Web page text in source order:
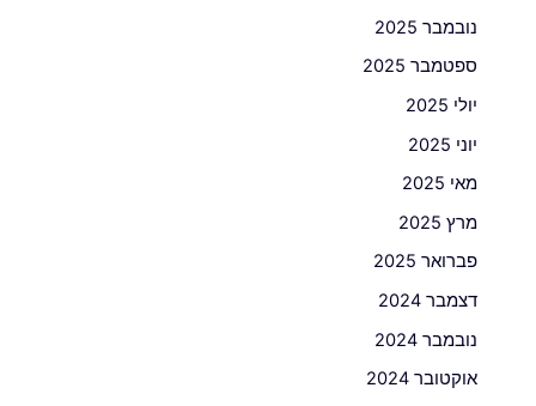
נובמבר 2025
ספטמבר 2025
יולי 2025
יוני 2025
מאי 2025
מרץ 2025
פברואר 2025
דצמבר 2024
נובמבר 2024
אוקטובר 2024